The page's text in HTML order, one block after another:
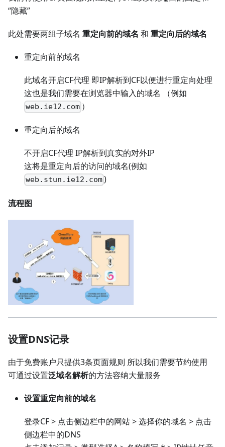
“隐藏”
此处需要两组子域名 重定向前的域名 和 重定向后的域名
重定向前的域名
此域名开启CF代理 即IP解析到CF以便进行重定向处理
这也是我们需要在浏览器中输入的域名 （例如
web.ie12.com ）
重定向后的域名
不开启CF代理 IP解析到真实的对外IP
这将是重定向后的访问的域名(例如
web.stun.ie12.com)
流程图
设置DNS记录
由于免费账户只提供3条页面规则 所以我们需要节约使用
可通过设置泛域名解析的方法容纳大量服务
设置重定向前的域名
登录CF > 点击侧边栏中的网站 > 选择你的域名 > 点击
侧边栏中的DNS